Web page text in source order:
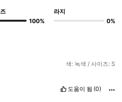
100%
라지
0%
색: 녹색 / 사이즈: S
도움이 됨 (0)